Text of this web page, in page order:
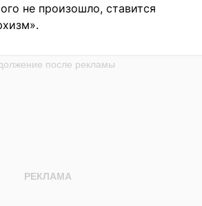
не произошло, ставится